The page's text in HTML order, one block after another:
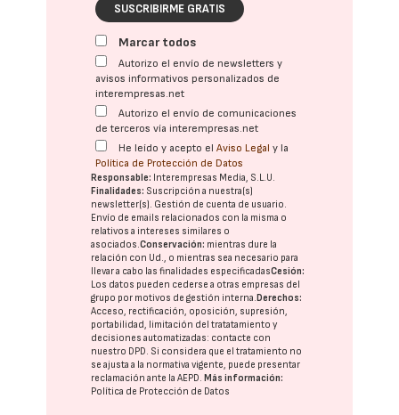
SUSCRIBIRME GRATIS
Marcar todos
Autorizo el envío de newsletters y
avisos informativos personalizados de
interempresas.net
Autorizo el envío de comunicaciones
de terceros vía interempresas.net
He leído y acepto elAviso Legal y la
Política de Protección de Datos
Responsable: Interempresas Media, S.L.U.
Finalidades: Suscripción a nuestra(s)
newsletter(s). Gestión de cuenta de usuario.
Envío de emails relacionados con la misma o
relativos a intereses similares o
asociados.Conservación: mientras dure la
relación con Ud., o mientras sea necesario para
llevar a cabo las finalidades especificadasCesión:
Los datos pueden cederse a otras empresas del
grupo por motivos de gestión interna.Derechos:
Acceso, rectificación, oposición, supresión,
portabilidad, limitación del tratatamiento y
decisiones automatizadas: contacte con
nuestro DPD. Si considera que el tratamiento no
se ajusta a la normativa vigente, puede presentar
reclamación ante laAEPD.Más información:
Política de Protección de Datos